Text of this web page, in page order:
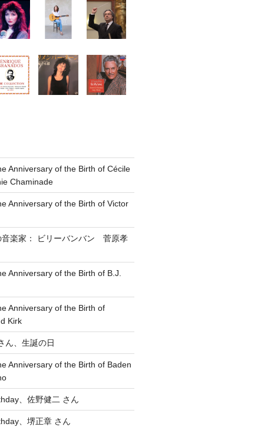
Anniversary of the Birth of Cécile
Chaminade
Anniversary of the Birth of Victor
音楽家： ビリーバンバン 菅原孝
Anniversary of the Birth of B.J.
Anniversary of the Birth of
Kirk
ん、生誕の日
Anniversary of the Birth of Baden
、佐野健二 さん
、堺正章 さん